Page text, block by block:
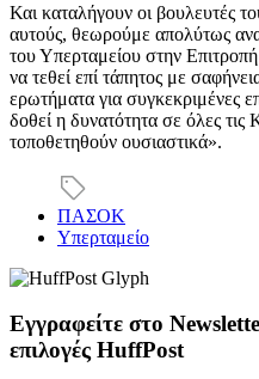
Και καταλήγουν οι βουλευτές
αυτούς, θεωρούμε απολύτως
του Υπερταμείου στην
να τεθεί επί τάπητος με
ερωτήματα για συγκεκριμένες
δοθεί η δυνατότητα σε όλες
τοποθετηθούν ουσιαστικά».
ΠΑΣΟΚ
Υπερταμείο
Εγγραφείτε στο
επιλογές HuffPost